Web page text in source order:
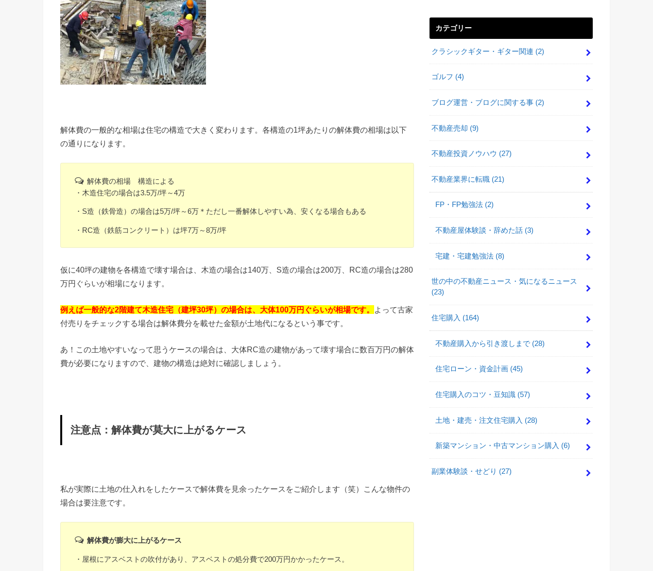
解体費の一般的な相場は住宅の構造で大きく変わります。各構造の1坪あたりの解体費の相場は以下
の通りになります。
解体費の相場 構造による
・木造住宅の場合は3.5万/坪～4万
・S造（鉄骨造）の場合は5万/坪～6万＊ただし一番解体しやすい為、安くなる場合もある
・RC造（鉄筋コンクリート）は坪7万～8万/坪
仮に40坪の建物を各構造で壊す場合は、木造の場合は140万、S造の場合は200万、RC造の場合は280
万円ぐらいが相場になります。
例えば一般的な2階建て木造住宅（建坪30坪）の場合は、大体100万円ぐらいが相場です。
よって古家
付売りをチェックする場合は解体費分を載せた金額が土地代になるという事です。
あ！この土地やすいなって思うケースの場合は、大体RC造の建物があって壊す場合に数百万円の解体
費が必要になりますので、建物の構造は絶対に確認しましょう。
注意点：解体費が莫大に上がるケース
私が実際に土地の仕入れをしたケースで解体費を見余ったケースをご紹介します（笑）こんな物件の
場合は要注意です。
解体費が膨大に上がるケース
・屋根にアスベストの吹付があり、アスベストの処分費で200万円かかったケース。
カテゴリー
クラシックギター・ギター関連 (2)
ゴルフ (4)
ブログ運営・ブログに関する事 (2)
不動産売却 (9)
不動産投資ノウハウ (27)
不動産業界に転職 (21)
FP・FP勉強法 (2)
不動産屋体験談・辞めた話 (3)
宅建・宅建勉強法 (8)
世の中の不動産ニュース・気になるニュース
(23)
住宅購入 (164)
不動産購入から引き渡しまで (28)
住宅ローン・資金計画 (45)
住宅購入のコツ・豆知識 (57)
土地・建売・注文住宅購入 (28)
新築マンション・中古マンション購入 (6)
副業体験談・せどり (27)